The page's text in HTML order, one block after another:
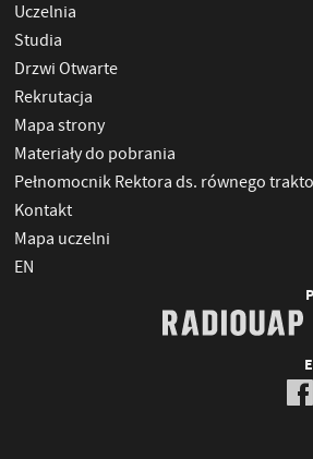
Uczelnia
Studia
Drzwi Otwarte
Rekrutacja
Mapa strony
Materiały do pobrania
Pełnomocnik Rektora ds. równego
Kontakt
Mapa uczelni
EN